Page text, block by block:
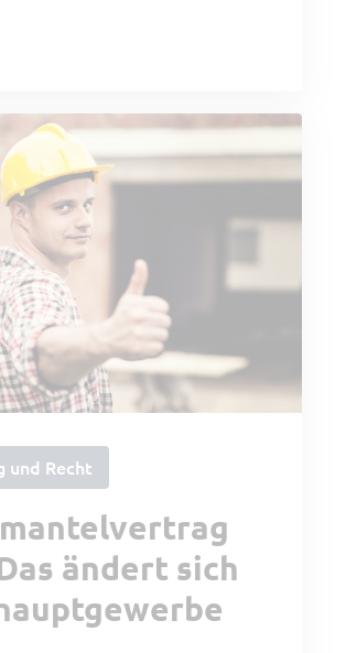
und Recht
ändert sich